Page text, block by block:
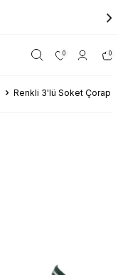
0 0
Renkli 3'lü Soket Çorap